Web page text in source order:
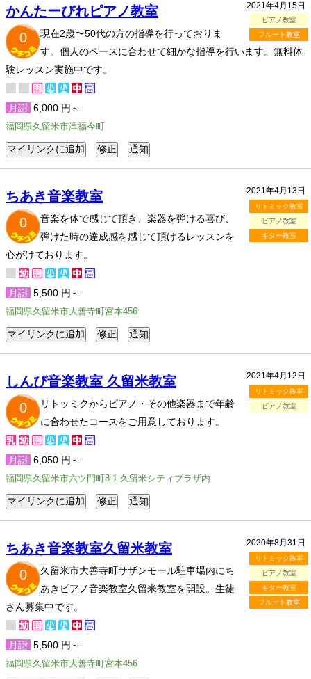
2021年4月15日
ピアノ教室
フルート教室
かんたーびれピアノ教室
0
現在2歳〜50代の方の指導を行っておりま
す。個人のペースに合わせて細かな指導を行います。無料体
験レッスン実施中です。
月謝 6,000 円～
福岡県久留米市津福今町
2021年4月13日
リトミック教室
ピアノ教室
ギター教室
ちあき音楽教室
0
音楽を体で感じて頂き、楽器を弾ける喜び、
弾けた時の達成感を感じて頂けるレッスンを
心がけております。
月謝 5,500 円～
福岡県久留米市大善寺町宮本456
2021年4月12日
リトミック教室
ピアノ教室
しんび音楽教室 久留米教室
0
リトッミクからピアノ・その他楽器まで年齢
に合わせたコースをご用意しております。
月謝 6,050 円～
福岡県久留米市六ツ門町8-1 久留米シティプラザ内
2020年8月31日
リトミック教室
ピアノ教室
ギター教室
フルート教室
ちあき音楽教室久留米教室
0
久留米市大善寺町サザンモール駐車場内にち
あきピアノ音楽教室久留米教室を開設。生徒
さん募集中です。
月謝 5,500 円～
福岡県久留米市大善寺町宮本456